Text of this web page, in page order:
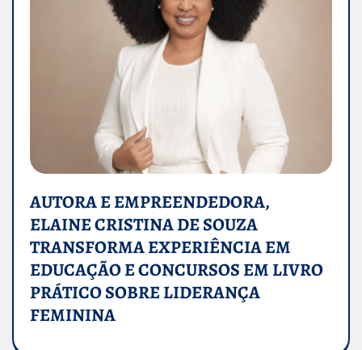
AUTORA E EMPREENDEDORA,
ELAINE CRISTINA DE SOUZA
TRANSFORMA EXPERIÊNCIA EM
EDUCAÇÃO E CONCURSOS EM LIVRO
PRÁTICO SOBRE LIDERANÇA
FEMININA